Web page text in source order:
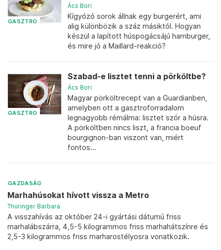
GASZTRO
Ács Bori
Kígyózó sorok állnak egy burgerért, ami
alig különbözik a száz másiktól. Hogyan
készül a lapított húspogácsájú hamburger,
és mire jó a Maillard-reakció?
GASZTRO
Szabad-e lisztet tenni a pörköltbe?
Ács Bori
Magyar pörköltrecept van a Guardianben,
amelyben ott a gasztroforradalom
legnagyobb rémálma: lisztet szór a húsra.
A pörköltben nincs liszt, a francia boeuf
bourgignon-ban viszont van, miért
fontos...
GAZDASÁG
Marhahúsokat hívott vissza a Metro
Thüringer Barbara
A visszahívás az október 24-i gyártási dátumú friss
marhalábszárra, 4,5-5 kilogrammos friss marhahátszínre és
2,5-3 kilogrammos friss marharostélyosra vonatkozik.